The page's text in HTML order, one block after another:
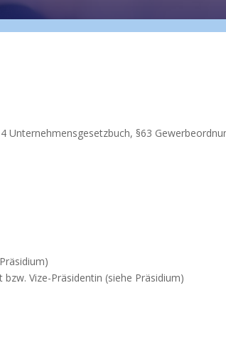
Unternehmensgesetzbuch, §63
Vize-Präsidentin (siehe Präsidium)